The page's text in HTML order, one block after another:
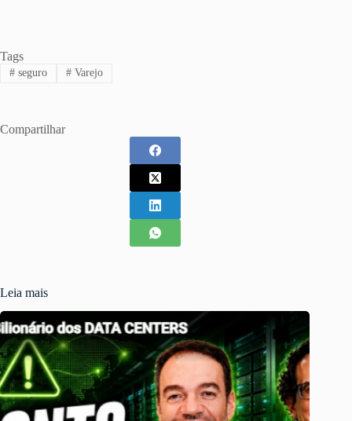
Tags
#seguro #Varejo
Compartilhar
Leia mais